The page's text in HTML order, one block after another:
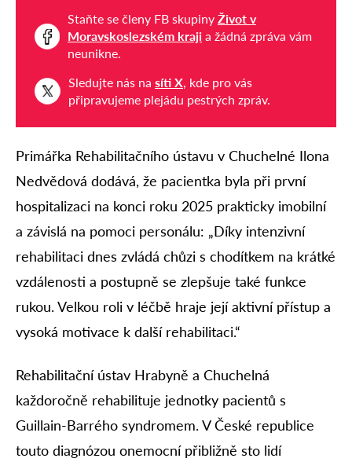
Staňte se členy FB skupiny Život v
Moravskoslezském kraji a žádná zpráva vám
neunikne.
Sledujte nás na síti X, kde pro vás
připravujeme plejádu pestrých zpráv.
Primářka Rehabilitačního ústavu v Chuchelné Ilona
Nedvědová dodává, že pacientka byla při první
hospitalizaci na konci roku 2025 prakticky imobilní
a závislá na pomoci personálu: „Díky intenzivní
rehabilitaci dnes zvládá chůzi s chodítkem na krátké
vzdálenosti a postupně se zlepšuje také funkce
rukou. Velkou roli v léčbě hraje její aktivní přístup a
vysoká motivace k další rehabilitaci.“
Rehabilitační ústav Hrabyně a Chuchelná
každoročně rehabilituje jednotky pacientů s
Guillain-Barrého syndromem. V České republice
touto diagnózou onemocní přibližně sto lidí